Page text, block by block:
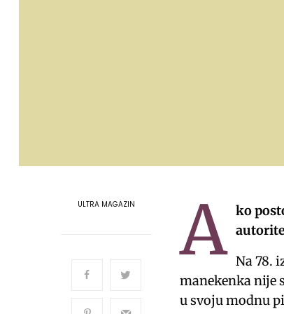
ULTRA MAGAZIN A ko
Na 78.
manekenka nije
u svoju modnu